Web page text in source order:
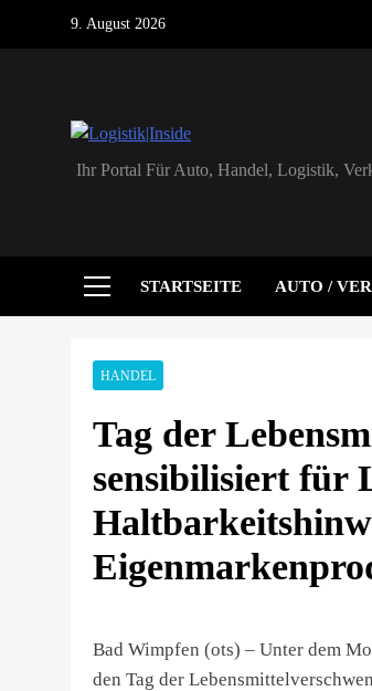
9. August 2026
Ihr Portal Für Auto, Handel, Logistik,
STARTSEITE AUTO /
HANDEL
Tag der
sensibilisiert für
Bad Wimpfen (ots) – Unter dem
den Tag der